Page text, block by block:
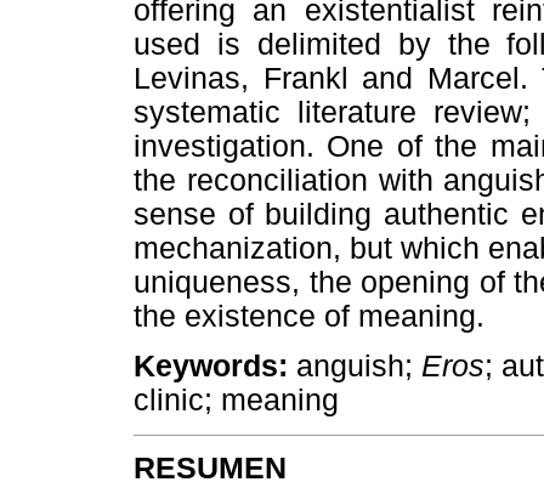
offering an existentialist
used is delimited by the
Levinas, Frankl and
systematic literature
investigation. One of the
the reconciliation with
sense of building authentic
mechanization, but which
uniqueness, the opening of
the existence of meaning.
Keywords: anguish; Eros;
clinic; meaning
RESUMEN